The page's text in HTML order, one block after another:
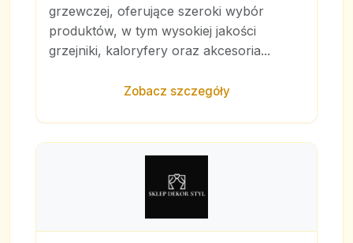
grzewczej, oferujące szeroki wybór
produktów, w tym wysokiej jakości
grzejniki, kaloryfery oraz akcesoria...
Zobacz szczegóły